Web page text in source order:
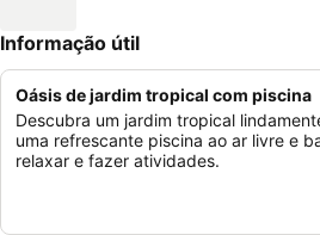
Informação útil
Oásis de jardim tropical com piscina
Descubra um jardim tropical
uma refrescante piscina ao ar livre e
relaxar e fazer atividades.